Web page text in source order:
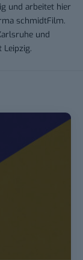
und arbeitet hier
schmidtFilm.
und
Leipzig.